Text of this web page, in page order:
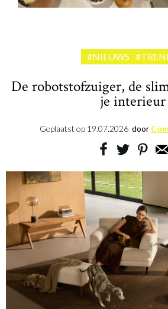
#NIEUWS
De robotstofzuiger, de
je interieur
Geplaatst op 19.07.2026 door